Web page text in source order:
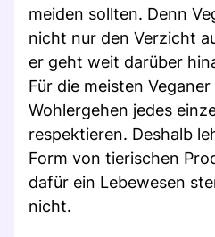
meiden sollten. Denn
nicht nur den Verzicht
er geht weit darüber
Für die meisten
Wohlergehen jedes
respektieren. Deshalb
Form von tierischen
dafür ein Lebewesen
nicht.